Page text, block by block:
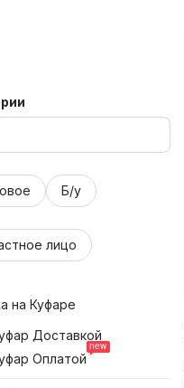
Б/у
лицо
на Куфаре
Доставкой
Оплатой